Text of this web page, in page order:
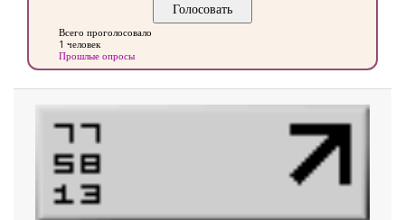
Всего проголосовало
1 человек
Прошлые опросы